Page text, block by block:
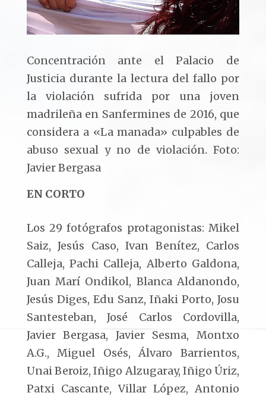
Concentración ante el Palacio de
Justicia durante la lectura del fallo por
la violación sufrida por una joven
madrileña en Sanfermines de 2016, que
considera a «La manada» culpables de
abuso sexual y no de violación. Foto:
Javier Bergasa
EN CORTO
Los 29 fotógrafos protagonistas: Mikel
Saiz, Jesús Caso, Ivan Benítez, Carlos
Calleja, Pachi Calleja, Alberto Galdona,
Juan Marí Ondikol, Blanca Aldanondo,
Jesús Diges, Edu Sanz, Iñaki Porto, Josu
Santesteban, José Carlos Cordovilla,
Javier Bergasa, Javier Sesma, Montxo
A.G., Miguel Osés, Álvaro Barrientos,
Unai Beroiz, Iñigo Alzugaray, Iñigo Úriz,
Patxi Cascante, Villar López, Antonio